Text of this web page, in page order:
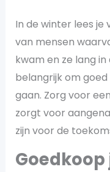
In de winter lees je
van mensen
kwam en ze lang
belangrijk om
gaan. Zorg voor
zorgt voor
zijn voor de
Goedkoop